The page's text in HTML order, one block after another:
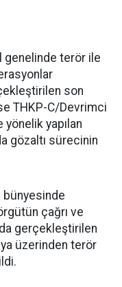
genelinde terör ile
son
THKP-C/Devrimci
yapılan
gözaltı sürecinin
bünyesinde
çağrı ve
gerçekleştirilen
üzerinden terör